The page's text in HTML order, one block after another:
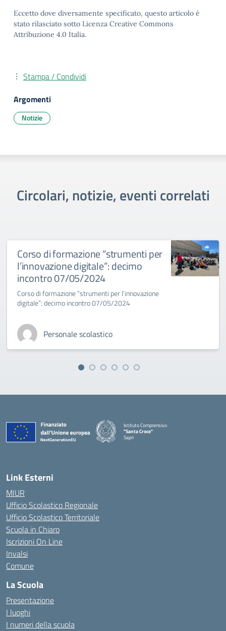
Eccetto dove diversamente specificato, questo articolo è
stato rilasciato sotto Licenza Creative Commons
Attribuzione 4.0 Italia.
Stampa / Condividi
Argomenti
Notizie
Circolari, notizie, eventi correlati
Corso di formazione “strumenti per
l’innovazione digitale”: decimo
incontro 07/05/2024
Corso di formazione “strumenti per l’innovazione
digitale”: decimo incontro 07/05/2024
Personale scolastico
Istituto Comprensivo
"Santa Croce"
Sapri
— Visita la pagina iniziale della scuola
Link Esterni
MIUR
Ufficio Scolastico Regionale
Ufficio Scolastico Territoriale
Scuola in Chiaro
Iscrizioni On Line
Invalsi
Comune
La Scuola
Presentazione
I luoghi
I numeri della scuola